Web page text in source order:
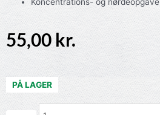
55,00 kr.
PÅ LAGER
Quantity